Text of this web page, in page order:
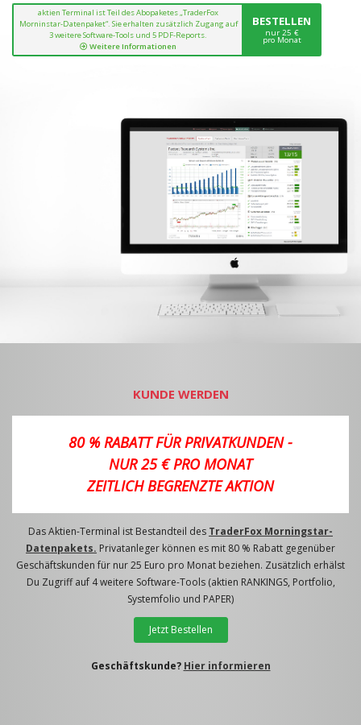
aktien Terminal ist Teil des Abopaketes „TraderFox
Morninstar-Datenpaket“. Sie erhalten zusätzlich Zugang auf
3 weitere Software-Tools und 5 PDF-Reports.
Weitere Informationen
BESTELLEN
nur 25 €
pro Monat
KUNDE WERDEN
80 % RABATT FÜR PRIVATKUNDEN -
NUR 25 € PRO MONAT
ZEITLICH BEGRENZTE AKTION
Das Aktien-Terminal ist Bestandteil des TraderFox Morningstar-
Datenpakets. Privatanleger können es mit 80 % Rabatt gegenüber
Geschäftskunden für nur 25 Euro pro Monat beziehen. Zusätzlich erhälst
Du Zugriff auf 4 weitere Software-Tools (aktien RANKINGS, Portfolio,
Systemfolio und PAPER)
Jetzt Bestellen
Geschäftskunde? Hier informieren